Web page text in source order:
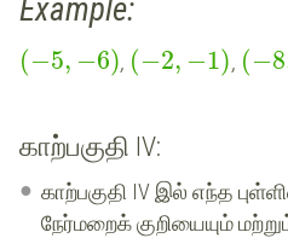
Example:
(−5, −6), (−2, −1), (−8
காற்பகுதி IV:
காற்பகுதி IV இல் எந்த
நேர்மறைக் குறியையும்